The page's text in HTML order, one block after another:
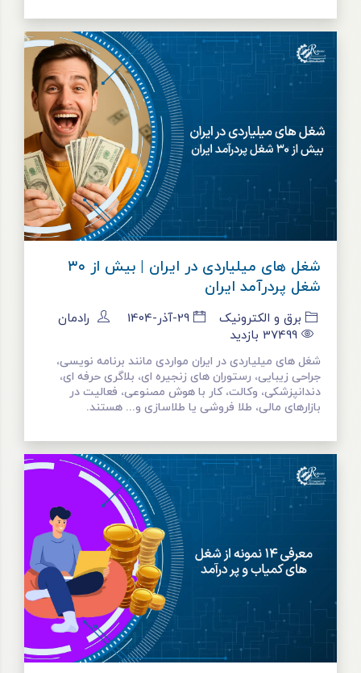
شغل های میلیاردی در ایران | بیش از ۳۰
شغل پردرآمد ایران
برق و الکترونیک 29-آذر-1404
رادمان
بازدید 37499
شغل های میلیاردی در ایران مواردی مانند برنامه نویسی،
جراحی زیبایی، رستوران های زنجیره ای، بلاگری حرفه ای،
دندانپزشکی، وکالت، کار با هوش مصنوعی، فعالیت در
بازارهای مالی، طلا فروشی یا طلاسازی و... هستند.